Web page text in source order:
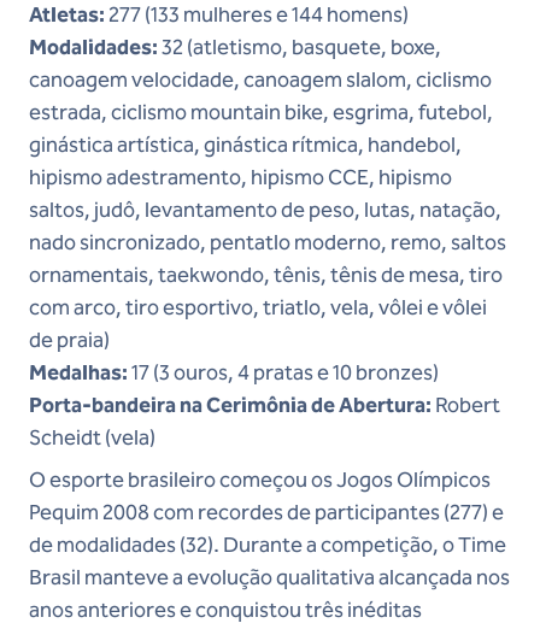
Atletas: 277 (133 mulheres e 144 homens)
Modalidades:32 (atletismo, basquete, boxe,
canoagem velocidade, canoagem slalom, ciclismo
estrada, ciclismo mountain bike, esgrima, futebol,
ginástica artística, ginástica rítmica, handebol,
hipismo adestramento, hipismo CCE, hipismo
saltos, judô, levantamento de peso, lutas, natação,
nado sincronizado, pentatlo moderno, remo, saltos
ornamentais, taekwondo, tênis, tênis de mesa, tiro
com arco, tiro esportivo, triatlo, vela, vôlei e vôlei
de praia)
Medalhas:17 (3 ouros, 4 pratas e 10 bronzes)
Porta-bandeira na Cerimônia de Abertura: Robert
Scheidt (vela)
O esporte brasileiro começou os Jogos Olímpicos
Pequim 2008 com recordes de participantes (277) e
de modalidades (32). Durante a competição, o Time
Brasil manteve a evolução qualitativa alcançada nos
anos anteriores e conquistou três inéditas